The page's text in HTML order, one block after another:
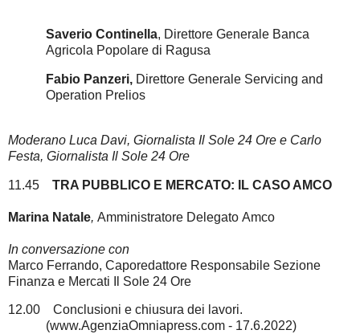
Saverio Continella, Direttore Generale Banca
Agricola Popolare di Ragusa
Fabio Panzeri, Direttore Generale Servicing and
Operation Prelios
Moderano Luca Davi, Giornalista Il Sole 24 Ore e Carlo
Festa, Giornalista Il Sole 24 Ore
11.45 TRA PUBBLICO E MERCATO: IL CASO AMCO
Marina Natale, Amministratore Delegato Amco
In conversazione con
Marco Ferrando, Caporedattore Responsabile Sezione
Finanza e Mercati Il Sole 24 Ore
12.00 Conclusioni e chiusura dei lavori.
(www.AgenziaOmniapress.com - 17.6.2022)